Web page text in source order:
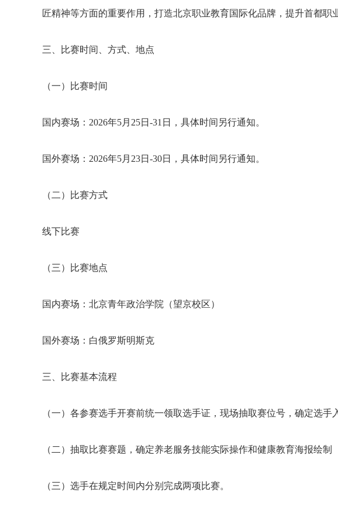
匠精神等方面的重要作用，打造北京职业教育国际化品牌，提升首都职
三、比赛时间、方式、地点
（一）比赛时间
国内赛场：2026年5月25日-31日，具体时间另行通知。
国外赛场：2026年5月23日-30日，具体时间另行通知。
（二）比赛方式
线下比赛
（三）比赛地点
国内赛场：北京青年政治学院（望京校区）
国外赛场：白俄罗斯明斯克
三、比赛基本流程
（一）各参赛选手开赛前统一领取选手证，现场抽取赛位号，确定选手
（二）抽取比赛赛题，确定养老服务技能实际操作和健康教育海报绘制
（三）选手在规定时间内分别完成两项比赛。